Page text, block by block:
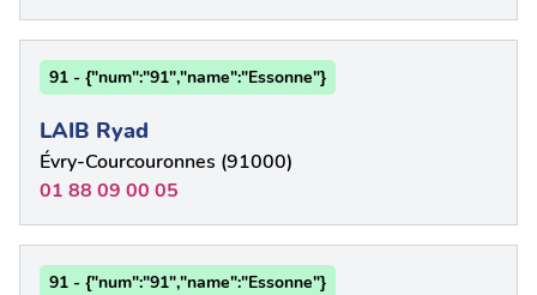
91 - {"num":"91","name":"Essonne"}
LAIB Ryad
Évry-Courcouronnes (91000)
01 88 09 00 05
91 - {"num":"91","name":"Essonne"}